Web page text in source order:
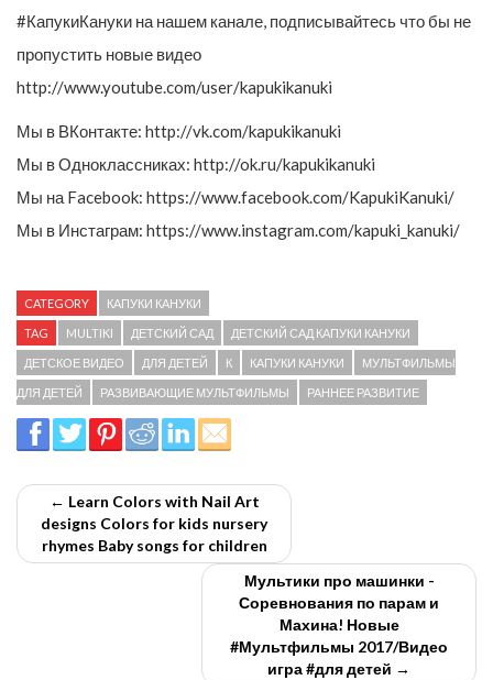
#КапукиКануки на нашем канале, подписывайтесь что бы не
пропустить новые видео
http://www.youtube.com/user/kapukikanuki
Мы в ВКонтакте: http://vk.com/kapukikanuki
Мы в Одноклассниках: http://ok.ru/kapukikanuki
Мы на Facebook: https://www.facebook.com/KapukiKanuki/
Мы в Инстаграм: https://www.instagram.com/kapuki_kanuki/
CATEGORY КАПУКИ КАНУКИ
TAG MULTIKI ДЕТСКИЙ САД ДЕТСКИЙ САД КАПУКИ КАНУКИ
ДЕТСКОЕ ВИДЕО ДЛЯ ДЕТЕЙ К КАПУКИ КАНУКИ МУЛЬТФИЛЬМЫ
ДЛЯ ДЕТЕЙ РАЗВИВАЮЩИЕ МУЛЬТФИЛЬМЫ РАННЕЕ РАЗВИТИЕ
← Learn Colors with Nail Art
designs Colors for kids nursery
rhymes Baby songs for children
Мультики про машинки -
Соревнования по парам и
Махина! Новые
#Мультфильмы 2017/Видео
игра #для детей →